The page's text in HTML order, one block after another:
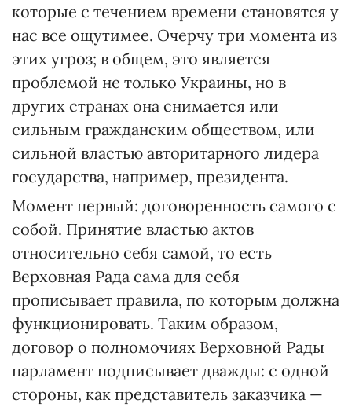
которые с течением времени становятся у
нас все ощутимее. Очерчу три момента из
этих угроз; в общем, это является
проблемой не только Украины, но в
других странах она снимается или
сильным гражданским обществом, или
сильной властью авторитарного лидера
государства, например, президента.
Момент первый: договоренность самого с
собой. Принятие властью актов
относительно себя самой, то есть
Верховная Рада сама для себя
прописывает правила, по которым должна
функционировать. Таким образом,
договор о полномочиях Верховной Рады
парламент подписывает дважды: с одной
стороны, как представитель заказчика —